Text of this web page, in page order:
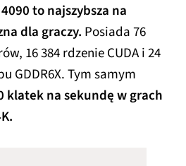
4090 to najszybsza na
dla graczy. Posiada 76
16 384 rdzenie CUDA i 24
GDDR6X. Tym samym
klatek na sekundę w grach